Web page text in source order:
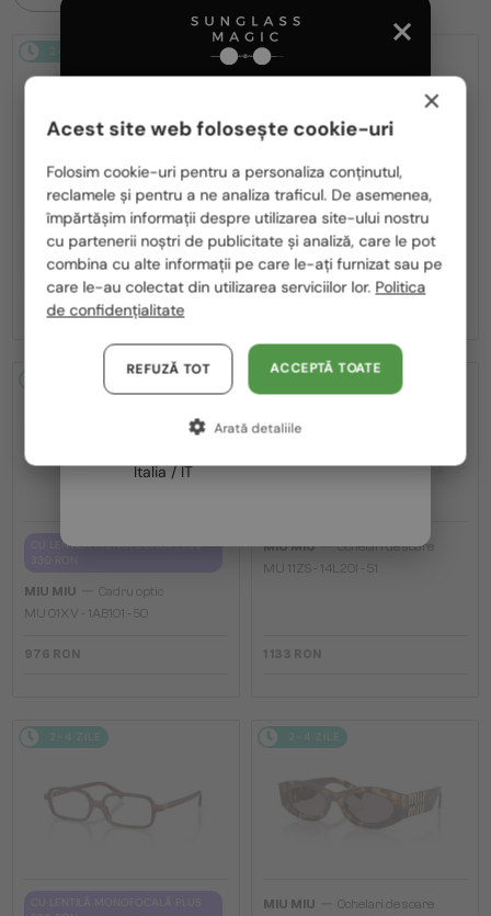
2-4 ZILE
MIU MIU—Ochelari de soare
MU A55S - ​1BC90Q - ​57
1 636 RON
-8%
1 506 RON
MIU MIU—Ochelari de soare
MU 11ZS - 16K01O - 51
1 133 RON
CU LENTILĂ MONOFOCALĂ PLUS
MIU MIU
Cadru optic
MU 01XV - 1AB1O1 - 50
976 RON
MIU MIU—Ochelari de soare
MU 11ZS - 14L20I - 51
1 133 RON
2-4 ZILE 2-4 ZILE
MIU MIU
Ochelari de soare
România / RO
Polska / PL
Magyarország / HU
United Arab Emirates / EN
Austria / AT
Germania / DE
Franța / FR
Italia / IT
×
Acest site web folosește cookie-uri
Folosim cookie-uri pentru a personaliza conținutul,
reclamele și pentru a ne analiza traficul. De asemenea,
împărtășim informații despre utilizarea site-ului nostru
cu partenerii noștri de publicitate și analiză, care le pot
combina cu alte informații pe care le-ați furnizat sau pe
care le-au colectat din utilizarea serviciilor lor. Politica
de confidențialitate
ACCEPTĂ TOATE
REFUZĂ TOT
Arată detaliile